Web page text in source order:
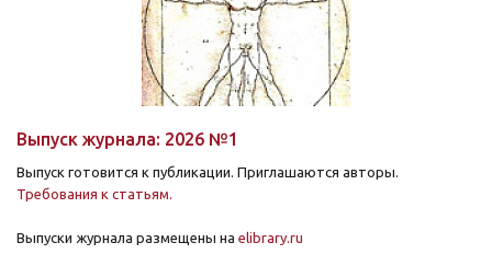
Выпуск журнала: 2026 №1
Выпуск готовится к публикации. Приглашаются авторы.
Требования к статьям.
Выпуски журнала размещены на elibrary.ru